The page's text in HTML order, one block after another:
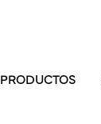
PRODUCTOS